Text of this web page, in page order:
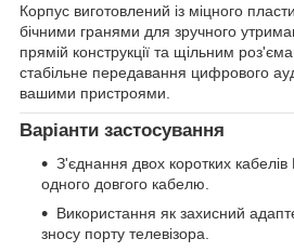
Корпус виготовлений із міцного
бічними гранями для зручного
прямій конструкції та щільним
стабільне передавання цифрового
вашими пристроями.
Варіанти застосування
З'єднання двох коротких
одного довгого кабелю.
Використання як захисний
зносу порту телевізора.